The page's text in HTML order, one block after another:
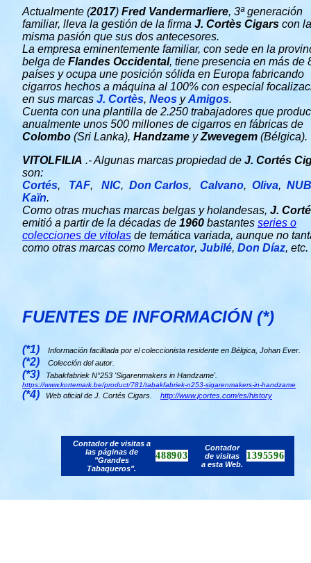
Actualmente (2017) Fred Vandermarliere, 3ª generación
familiar, lleva la gestión de la firma J. Cortès Cigars con la
misma pasión que sus dos antecesores.
La empresa eminentemente familiar, con sede en la
belga de Flandes Occidental, tiene presencia en más de
países y ocupa une posición sólida en Europa fabricando
cigarros hechos a máquina al 100% con especial
en sus marcas J. Cortès, Neos yAmigos.
Cuenta con una plantilla de 2.250 trabajadores que
anualmente unos 500 millones de cigarros en fábricas de
Colombo (Sri Lanka), Handzame yZwevegem (Bélgica).
VITOLFILIA .- Algunas marcas propiedad de J. Cortés
son:
Cortés, TAF, NIC, Don Carlos, Calvano, Oliva, NUB
Kaïn.
Como otras muchas marcas belgas y holandesas, J.
emitió a partir de la décadas de 1960 bastantes series o
colecciones de vitolas de temática variada, aunque no
como otras marcas como Mercator, Jubilé, Don Díaz, etc.
FUENTES DE INFORMACIÓN (*)
(*1) Información facilitada por el coleccionista residente en Bélgica, Johan Ever.
(*2) Colección del autor.
(*3) Tabakfabriek N°253 'Sigarenmakers in Handzame'.
https://www.kortemark.be/product/781/tabakfabriek-n253-sigarenmakers-in-handzame
(*4) Web oficial de J. Cortés Cigars. http://www.jcortes.com/es/history
Contador de visitas a
las páginas de
"Grandes
Tabaqueros".
488903
Contador
de visitas
a esta Web.
1395596